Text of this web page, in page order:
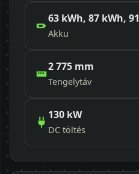
63 kWh, 87 kWh,
Akku
2 775 mm
Tengelytáv
130 kW
DC töltés